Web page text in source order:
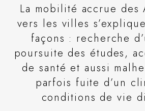
La mobilité accrue des
vers les villes
façons : recherche
poursuite des études,
de santé et aussi
parfois fuite d’un
conditions de vie